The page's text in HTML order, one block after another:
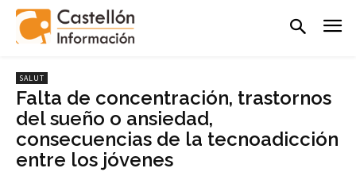
SALUT
Falta de concentración, trastornos
del sueño o ansiedad,
consecuencias de la tecnoadicción
entre los jóvenes